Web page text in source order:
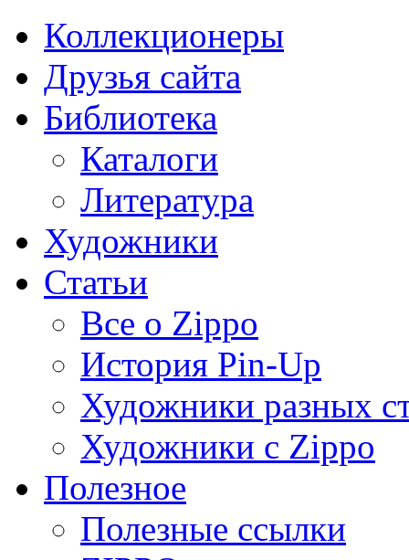
Коллекционеры
Друзья сайта
Библиотека
Каталоги
Литература
Художники
Статьи
Все о Zippo
История Pin-Up
Художники разных
Художники с Zippo
Полезное
Полезные ссылки